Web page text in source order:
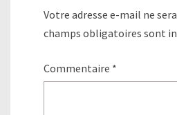
Votre adresse e-mail ne
champs obligatoires sont
Commentaire *